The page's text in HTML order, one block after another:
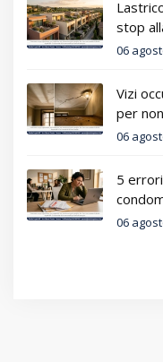
stop
06
Vizi
per
06
5
06